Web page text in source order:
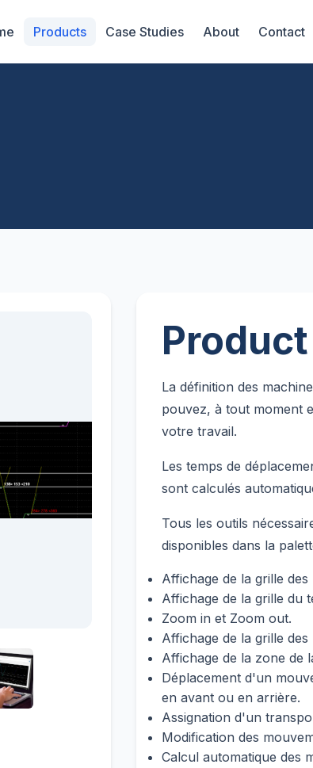
Products Case Studies About Contact
La définition des
pouvez, à tout moment
votre travail.
Les temps de
sont calculés
Tous les outils
disponibles dans la
Affichage de la grille des
Affichage de la grille du
Zoom in et Zoom out.
Affichage de la grille
Affichage de la zone de
Déplacement d'un
en avant ou en arrière.
Assignation d'un
Modification des
Calcul automatique des